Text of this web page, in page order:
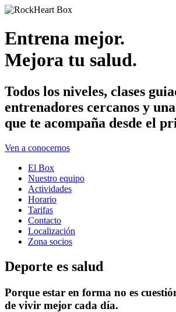
Entrena mejor.
Mejora tu salud.
Todos los niveles, clases
entrenadores cercanos y
que te acompaña desde el
Ven a conocernos
El Box
Nuestro equipo
Actividades
Horario
Tarifas
Contacto
Localización
Zona socios
Deporte es salud
Porque estar en forma no es
de vivir mejor cada día.